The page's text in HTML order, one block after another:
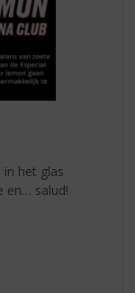
het glas
en… salud!